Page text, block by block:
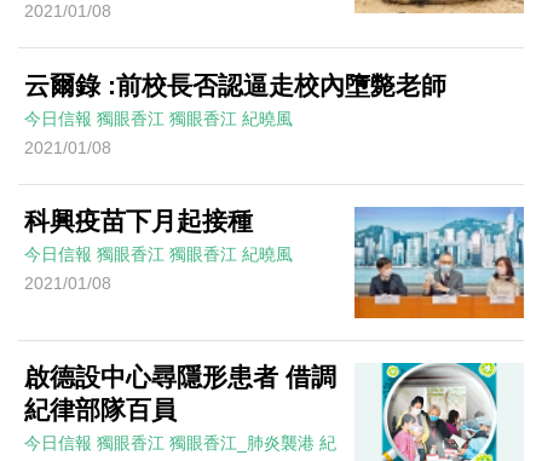
2021/01/08
云爾錄 :前校長否認逼走校內墮斃老師
今日信報 獨眼香江 獨眼香江 紀曉風
2021/01/08
科興疫苗下月起接種
今日信報 獨眼香江 獨眼香江 紀曉風
2021/01/08
啟德設中心尋隱形患者 借調
紀律部隊百員
今日信報 獨眼香江 獨眼香江_肺炎襲港 紀